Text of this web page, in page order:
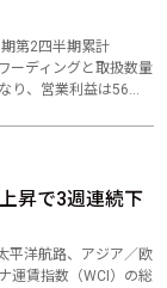
第2四半期累計
ーディングと取扱数量
り、営業利益は56…
昇で3週連続下
平洋航路、アジア／欧
運賃指数（WCI）の総